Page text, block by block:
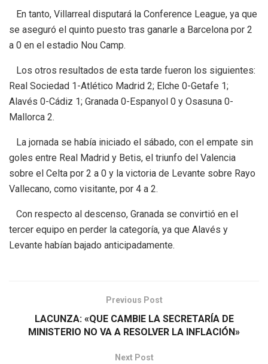
En tanto, Villarreal disputará la Conference League, ya que
se aseguró el quinto puesto tras ganarle a Barcelona por 2
a 0 en el estadio Nou Camp.
Los otros resultados de esta tarde fueron los siguientes:
Real Sociedad 1-Atlético Madrid 2; Elche 0-Getafe 1;
Alavés 0-Cádiz 1; Granada 0-Espanyol 0 y Osasuna 0-
Mallorca 2.
La jornada se había iniciado el sábado, con el empate sin
goles entre Real Madrid y Betis, el triunfo del Valencia
sobre el Celta por 2 a 0 y la victoria de Levante sobre Rayo
Vallecano, como visitante, por 4 a 2.
Con respecto al descenso, Granada se convirtió en el
tercer equipo en perder la categoría, ya que Alavés y
Levante habían bajado anticipadamente.
Previous Post
LACUNZA: «QUE CAMBIE LA SECRETARÍA DE
MINISTERIO NO VA A RESOLVER LA INFLACIÓN»
Next Post